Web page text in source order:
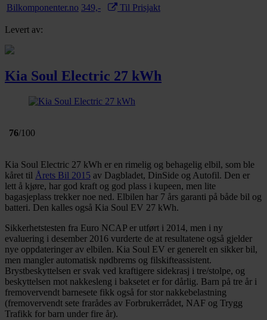
Bilkomponenter.no 349,- Til Prisjakt
Levert av:
Kia Soul Electric 27 kWh
76/100
Kia Soul Electric 27 kWh er en rimelig og behagelig elbil, som ble
kåret til Årets Bil 2015 av Dagbladet, DinSide og Autofil. Den er
lett å kjøre, har god kraft og god plass i kupeen, men lite
bagasjeplass trekker noe ned. Elbilen har 7 års garanti på både bil og
batteri. Den kalles også Kia Soul EV 27 kWh.
Sikkerhetstesten fra Euro NCAP er utført i 2014, men i ny
evaluering i desember 2016 vurderte de at resultatene også gjelder
nye oppdateringer av elbilen. Kia Soul EV er generelt en sikker bil,
men mangler automatisk nødbrems og filskifteassistent.
Brystbeskyttelsen er svak ved kraftigere sidekrasj i tre/stolpe, og
beskyttelsen mot nakkesleng i baksetet er for dårlig. Barn på tre år i
fremovervendt barnesete fikk også for stor nakkebelastning
(fremovervendt sete frarådes av Forbrukerrådet, NAF og Trygg
Trafikk for barn under fire år).